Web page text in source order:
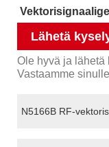
Lähetä
Ole hyvä ja
Vastaamme